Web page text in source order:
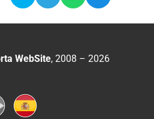
WebSite, 2008 – 2026